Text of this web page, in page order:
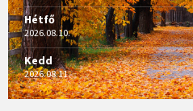
Hétfő
2026.08.10.
Kedd
2026.08.11.